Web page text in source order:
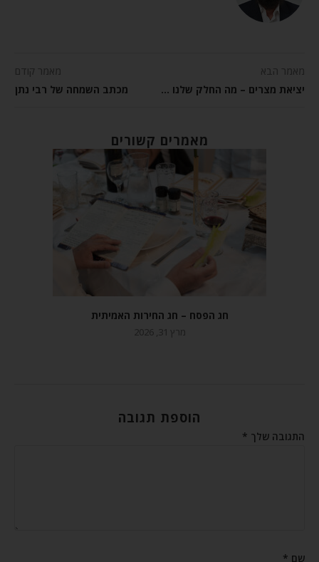
מאמר הבא
יציאת מצרים – מה החלק שלנו בסיפור?
מאמר קודם
מכתב השמחה של רבי נתן
מאמרים קשורים
חג הפסח – חג החירות האמיתית
מרץ 31, 2026
הוספת תגובה
התגובה שלך *
שם *